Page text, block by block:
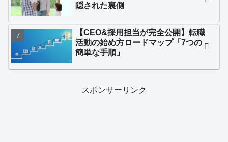
隠された裏側
【CEO&採用担当が完全公開】転職
活動の始め方ロードマップ「7つの
簡単な手順」
スポンサーリンク